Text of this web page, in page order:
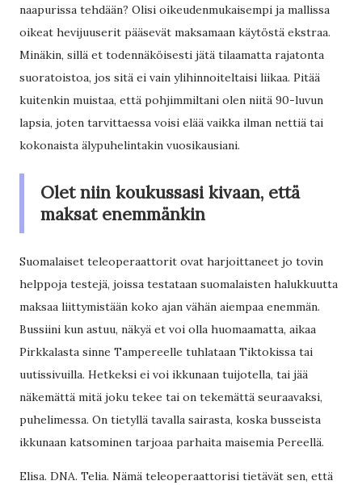
naapurissa tehdään? Olisi oikeudenmukaisempi ja mallissa
oikeat hevijuuserit pääsevät maksamaan käytöstä ekstraa.
Minäkin, sillä et todennäköisesti jätä tilaamatta rajatonta
suoratoistoa, jos sitä ei vain ylihinnoiteltaisi liikaa. Pitää
kuitenkin muistaa, että pohjimmiltani olen niitä 90-luvun
lapsia, joten tarvittaessa voisi elää vaikka ilman nettiä tai
kokonaista älypuhelintakin vuosikausiani.
Olet niin koukussasi kivaan, että
maksat enemmänkin
Suomalaiset teleoperaattorit ovat harjoittaneet jo tovin
helppoja testejä, joissa testataan suomalaisten halukkuutta
maksaa liittymistään koko ajan vähän aiempaa enemmän.
Bussiini kun astuu, näkyä et voi olla huomaamatta, aikaa
Pirkkalasta sinne Tampereelle tuhlataan Tiktokissa tai
uutissivuilla. Hetkeksi ei voi ikkunaan tuijotella, tai jää
näkemättä mitä joku tekee tai on tekemättä seuraavaksi,
puhelimessa. On tietyllä tavalla sairasta, koska busseista
ikkunaan katsominen tarjoaa parhaita maisemia Pereellä.
Elisa. DNA. Telia. Nämä teleoperaattorisi tietävät sen, että